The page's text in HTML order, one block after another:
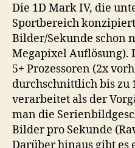
Die 1D Mark IV, die
Sportbereich
Bilder/Sekunde schon
Megapixel Auflösung).
5+ Prozessoren (2x
durchschnittlich bis zu
verarbeitet als der
man die
Bilder pro Sekunde
Darüber hinaus gibt es